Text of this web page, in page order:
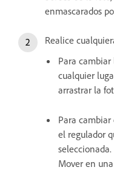
enmascarados
Realice
Para
cualquier
arrastrar la
Para
el regulador
Mover en